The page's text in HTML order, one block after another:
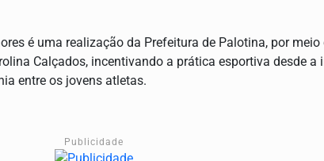
é uma realização da Prefeitura de Palotina, por meio
Calçados, incentivando a prática esportiva desde a
entre os jovens atletas.
Publicidade